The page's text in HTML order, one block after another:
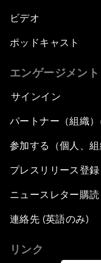
ビデオ
ポッドキャスト
エンゲージメント
サインイン
パートナー（組織
参加する（個人、組
プレスリリース登録
ニュースレター購読
連絡先 (英語のみ)
リンク